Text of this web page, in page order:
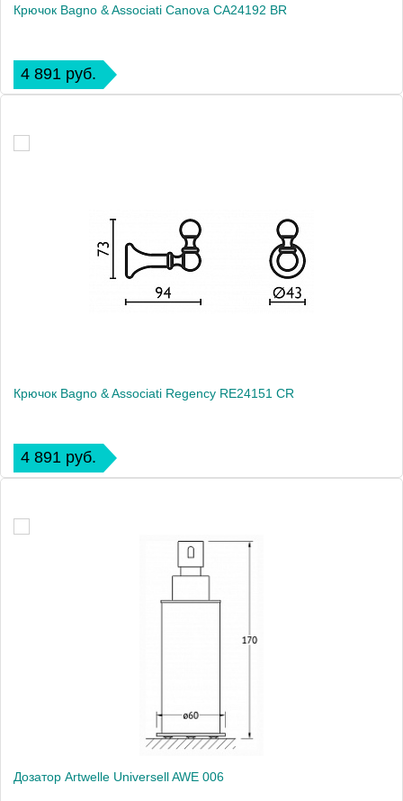
Крючок Bagno & Associati Canova CA24192 BR
4 891 руб.
Крючок Bagno & Associati Regency RE24151 CR
4 891 руб.
Дозатор Artwelle Universell AWE 006